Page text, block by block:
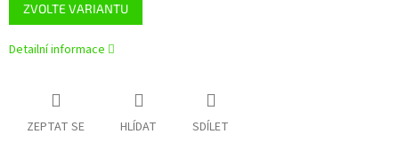
ZVOLTE VARIANTU
Detailní informace
ZEPTAT SE HLÍDAT SDÍLET